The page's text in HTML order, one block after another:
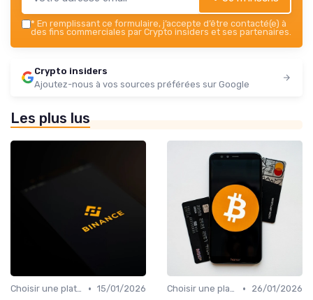
* En remplissant ce formulaire, j’accepte d’être contacté(e) à
des fins commerciales par Crypto insiders et ses partenaires.
Crypto insiders
Ajoutez-nous à vos sources préférées sur Google
Les plus lus
Choisir une plateforme d'échange • 15/01/2026
Choisir une plateforme d'échange •
26/01/2026